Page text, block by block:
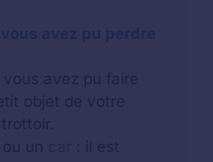
avez pu perdre
vous avez pu faire
objet de votre
ou un car : il est